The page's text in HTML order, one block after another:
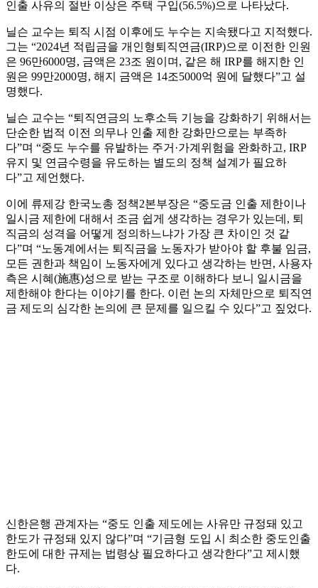
인출 사유의 절반 이상은 주택 구입(56.5%)으로 나타났다.
닐슨 교수는 퇴직 시점 이후에도 누수는 지속됐다고 지적했다.
그는 “2024년 적립금을 개인형퇴직연금(IRP)으로 이전한 인원
은 96만6000명, 금액은 23조 원이며, 같은 해 IRP를 해지한 인
원은 99만2000명, 해지 금액은 14조5000억 원에 달했다”고 설
명했다.
닐슨 교수는 “퇴직연금의 노후소득 기능을 강화하기 위해서는
단순한 법적 이전 의무나 인출 제한 강화만으로는 부족하
다”며 “중도 누수를 유발하는 주거·가계위험을 완화하고, IRP
유지 및 연금수령을 유도하는 별도의 정책 설계가 필요하
다”고 제언했다.
이에 류제강 한국노총 정책2본부장은 “중도금 인출 제한이나
일시금 제한에 대해서 조금 쉽게 생각하는 경우가 있는데, 퇴
직금의 성격을 어떻게 정의하느냐가 가장 큰 차이인 것 같
다”며 “노동계에서는 퇴직금을 노동자가 받아야 할 후불 임금,
모든 권한과 책임이 노동자에게 있다고 생각하는 반면, 사용자
측은 시혜(施惠)성으로 받는 구조로 이해하다 보니 일시금을
제한해야 한다는 이야기를 한다. 이런 논의 자체만으로 퇴직연
금 제도의 심각한 논의에 큰 문제를 일으킬 수 있다”고 짚었다.
신한은행 관계자는 “중도 인출 제도에는 사유만 규정돼 있고
한도가 규정돼 있지 않다”며 “기금형 도입 시 최소한 중도인출
한도에 대한 규제는 법령상 필요하다고 생각한다”고 제시했
다.